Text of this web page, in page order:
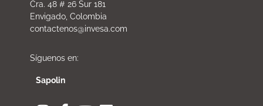
Cra. 48 # 26 Sur 181
Envigado, Colombia
contactenos@invesa.com
Síguenos en:
Sapolin